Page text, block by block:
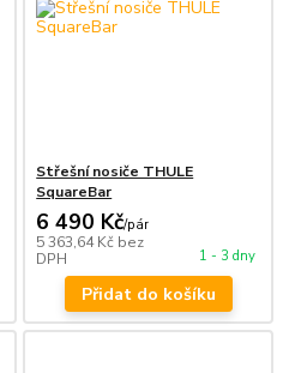
Střešní nosiče THULE
SquareBar
6 490 Kč/pár
5 363,64 Kč bez
DPH
1 - 3 dny
Přidat do košíku